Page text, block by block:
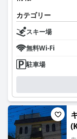
カテゴリー
スキー場
無料Wi-Fi
駐車場